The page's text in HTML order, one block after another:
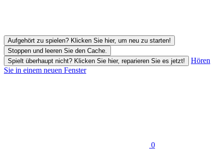
Aufgehört zu spielen? Klicken Sie hier, um neu zu starten!
Stoppen und leeren Sie den Cache.
Spielt überhaupt nicht? Klicken Sie hier, reparieren Sie es jetzt!
Hören
Sie in einem neuen Fenster
0